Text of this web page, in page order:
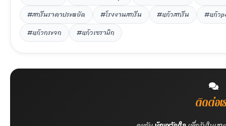
#สกรีนราคาประหยัด
#โรงงานสกรีน #แก้วสกรีน
#แก้ว
#แก้วกระจก
#แก้วเซรามิก
ติดต่อเ